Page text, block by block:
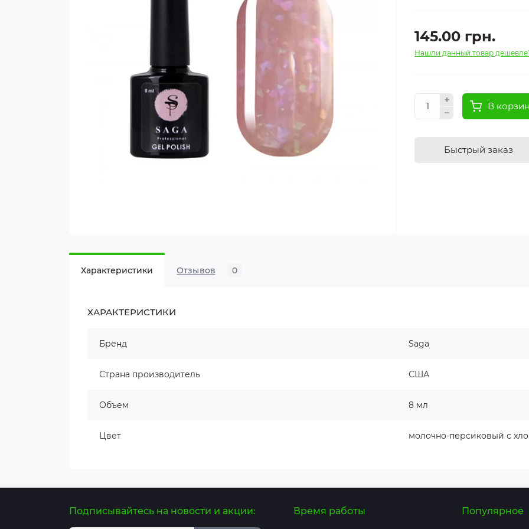
145.00 грн.
Нашли данный товар
В
Быстрый заказ
Характеристики Отзывов 0
ХАРАКТЕРИСТИКИ
Бренд Saga
Страна производитель США
Объем 8 мл
Цвет молочно-персиковый с
Подписывайтесь на новости и акции: Время работы Популярное